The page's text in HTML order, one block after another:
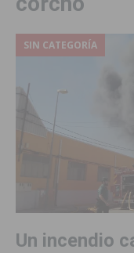
SIN CATEGORÍA
Un incendio